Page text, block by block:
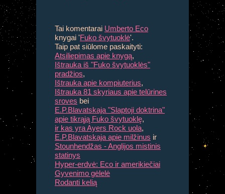
Tai komentarai Umberto Eco
knygai 'Fuko švytuoklė'.
Taip pat siūlome paskaityti:
Atsiliepimas apie knygą,
Ištrauka iš "Fuko švytuoklės"
pradžios,
Ištrauka apie kompiuterius,
Ištrauka 81 skyriaus apie telūrines
sroves bei
E.P.Blavatskaja "Slaptoji doktrina"
apie tikrąją Fuko švytuoklę,
ir kas yra Ayers Rock uola,
E.P.Blavatskaja apie milžinus ir
Stounhendžas - Anglijos mistinis
statinys
Hyper-erdvė: Eco ir amerikiečiai
Gyvenimo gėlelė
Rodanti kelią